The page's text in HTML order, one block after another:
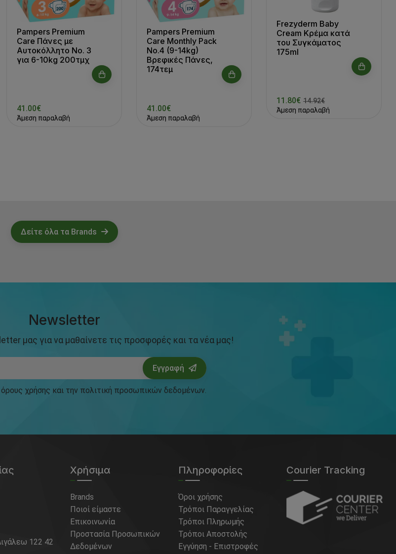
Pampers Premium
Care Πάνες με
Αυτοκόλλητο No. 3
για 6-10kg 200τμχ
41.00€
Άμεση παραλαβή
Pampers Premium
Care Monthly Pack
No.4 (9-14kg)
Βρεφικές Πάνες,
174τεμ
41.00€
Άμεση παραλαβή
Frezyderm Baby
Cream Κρέμα κατά
του Συγκάματος
175ml
11.80€ 14.92€
Άμεση παραλαβή
Δείτε όλα τα Brands
Newsletter
μας για να μαθαίνετε τις προσφορές και τα νέα μας!
Εγγραφή
όρους χρήσης και την πολιτική προσωπικών δεδομένων.
122 42
Χρήσιμα
Brands
Ποιοί είμαστε
Επικοινωνία
Προστασία Προσωπικών
Δεδομένων
Πληροφορίες
Όροι χρήσης
Τρόποι Παραγγελίας
Τρόποι Πληρωμής
Τρόποι Αποστολής
Εγγύηση - Επιστροφές
Courier Tracking